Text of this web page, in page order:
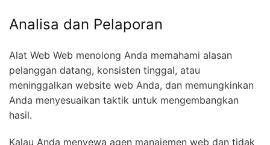
Analisa dan Pelaporan
Alat Web Web menolong Anda memahami alasan
pelanggan datang, konsisten tinggal, atau
meninggalkan website web Anda, dan memungkinkan
Anda menyesuaikan taktik untuk mengembangkan
hasil.
Kalau Anda menyewa agen manajemen web dan tidak